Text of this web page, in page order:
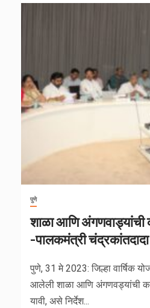
पुणे
शाळा आणि अंगणवाड्यांची
-पालकमंत्री
पुणे, 31 मे 2023: जिल्हा वार्षिक
आलेली शाळा आणि अंगणवड्यांची
यावी, असे निर्देश...